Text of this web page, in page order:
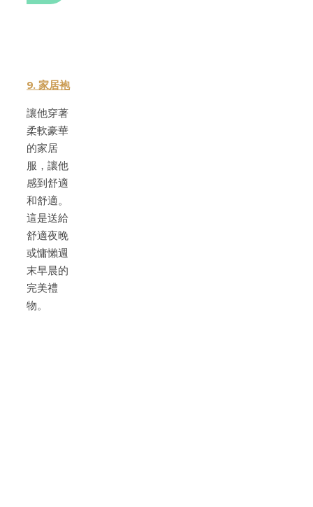
9. 家居袍
讓他穿著
柔軟豪華
的家居
服，讓他
感到舒適
和舒適。
這是送給
舒適夜晚
或慵懶週
末早晨的
完美禮
物。